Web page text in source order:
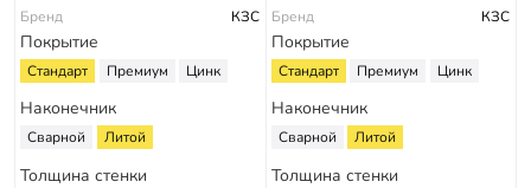
Бренд КЗС
Покрытие
Стандарт Премиум Цинк
Наконечник
Сварной Литой
Толщина стенки
Бренд КЗС
Покрытие
Стандарт Премиум Цинк
Наконечник
Сварной Литой
Толщина стенки